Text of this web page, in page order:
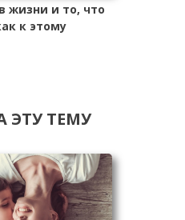
жизни и то, что
к этому
ЭТУ ТЕМУ